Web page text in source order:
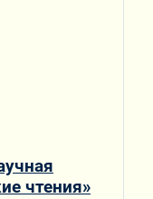
чтения»